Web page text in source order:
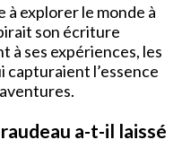
à explorer le monde à
son écriture
à ses expériences, les
l’essence
a-t-il laissé